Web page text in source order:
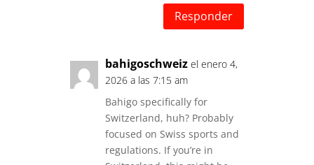
Responder
bahigoschweiz el enero 4,
2026 a las 7:15 am
Bahigo specifically for
Switzerland, huh? Probably
focused on Swiss sports and
regulations. If you’re in